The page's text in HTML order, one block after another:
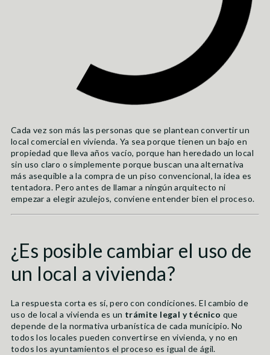
Cada vez son más las personas que se plantean convertir un
local comercial en vivienda. Ya sea porque tienen un bajo en
propiedad que lleva años vacío, porque han heredado un local
sin uso claro o simplemente porque buscan una alternativa
más asequible a la compra de un piso convencional, la idea es
tentadora. Pero antes de llamar a ningún arquitecto ni
empezar a elegir azulejos, conviene entender bien el proceso.
¿Es posible cambiar el uso de
un local a vivienda?
La respuesta corta es sí, pero con condiciones. El cambio de
uso de local a vivienda es un trámite legal y técnico que
depende de la normativa urbanística de cada municipio. No
todos los locales pueden convertirse en vivienda, y no en
todos los ayuntamientos el proceso es igual de ágil.